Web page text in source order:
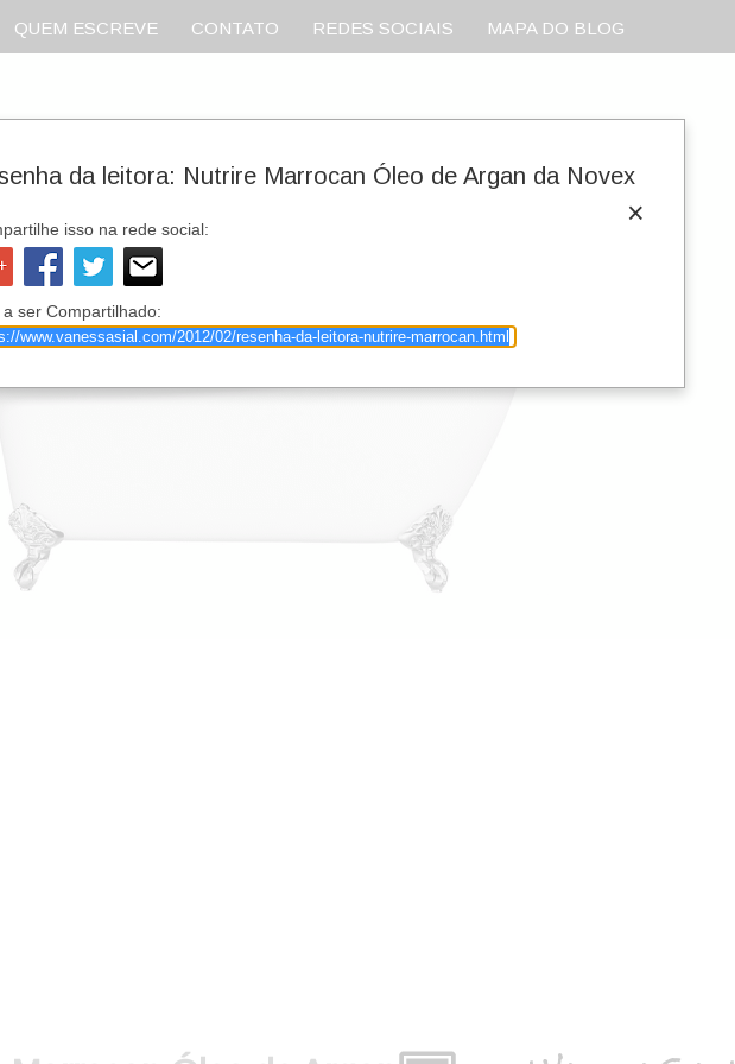
QUEM ESCREVE CONTATO REDES SOCIAIS MAPA DO BLOG
da leitora: Nutrire Marrocan Óleo de Argan da Novex
×
isso na rede social:
a ser Compartilhado: